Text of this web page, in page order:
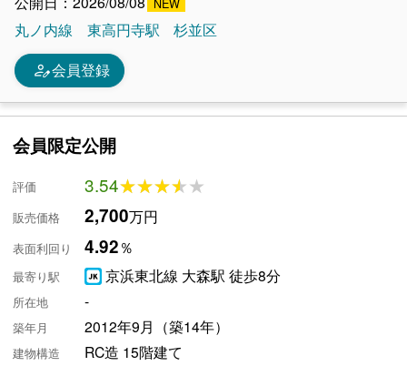
丸ノ内線
東高円寺駅 杉並区
person_edit会員登録
会員限定公開
評価 3.54★★★★★
★★★★★
販売価格 2,700万円
表面利回り 4.92％
最寄り駅 京浜東北線 大森駅 徒歩8分
所在地 -
築年月 2012年9月（築14年）
建物構造 RC造 15階建て